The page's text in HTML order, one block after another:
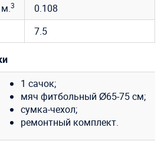
3
0.108
7.5
1 сачок;
мяч фитбольный Ø65-75 см;
сумка-чехол;
ремонтный комплект.